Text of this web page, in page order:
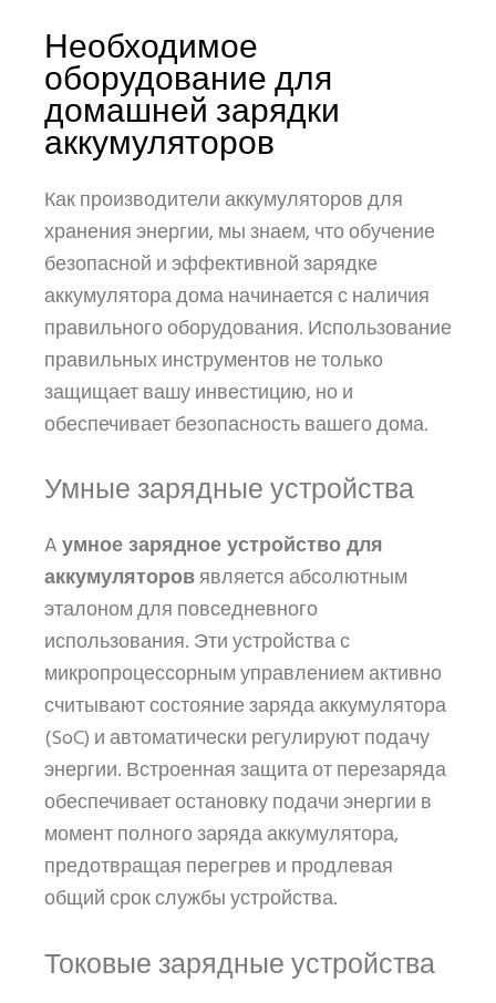
Необходимое
оборудование для
домашней зарядки
аккумуляторов
Как производители аккумуляторов для
хранения энергии, мы знаем, что обучение
безопасной и эффективной зарядке
аккумулятора дома начинается с наличия
правильного оборудования. Использование
правильных инструментов не только
защищает вашу инвестицию, но и
обеспечивает безопасность вашего дома.
Умные зарядные устройства
Aумное зарядное устройство для
аккумуляторовявляется абсолютным
эталоном для повседневного
использования. Эти устройства с
микропроцессорным управлением активно
считывают состояние заряда аккумулятора
(SoC) и автоматически регулируют подачу
энергии. Встроенная защита от перезаряда
обеспечивает остановку подачи энергии в
момент полного заряда аккумулятора,
предотвращая перегрев и продлевая
общий срок службы устройства.
Токовые зарядные устройства